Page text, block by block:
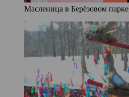
Масленица в Берёзовом